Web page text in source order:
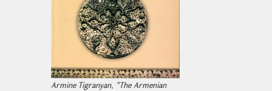
Armine Tigranyan, "The Armenian